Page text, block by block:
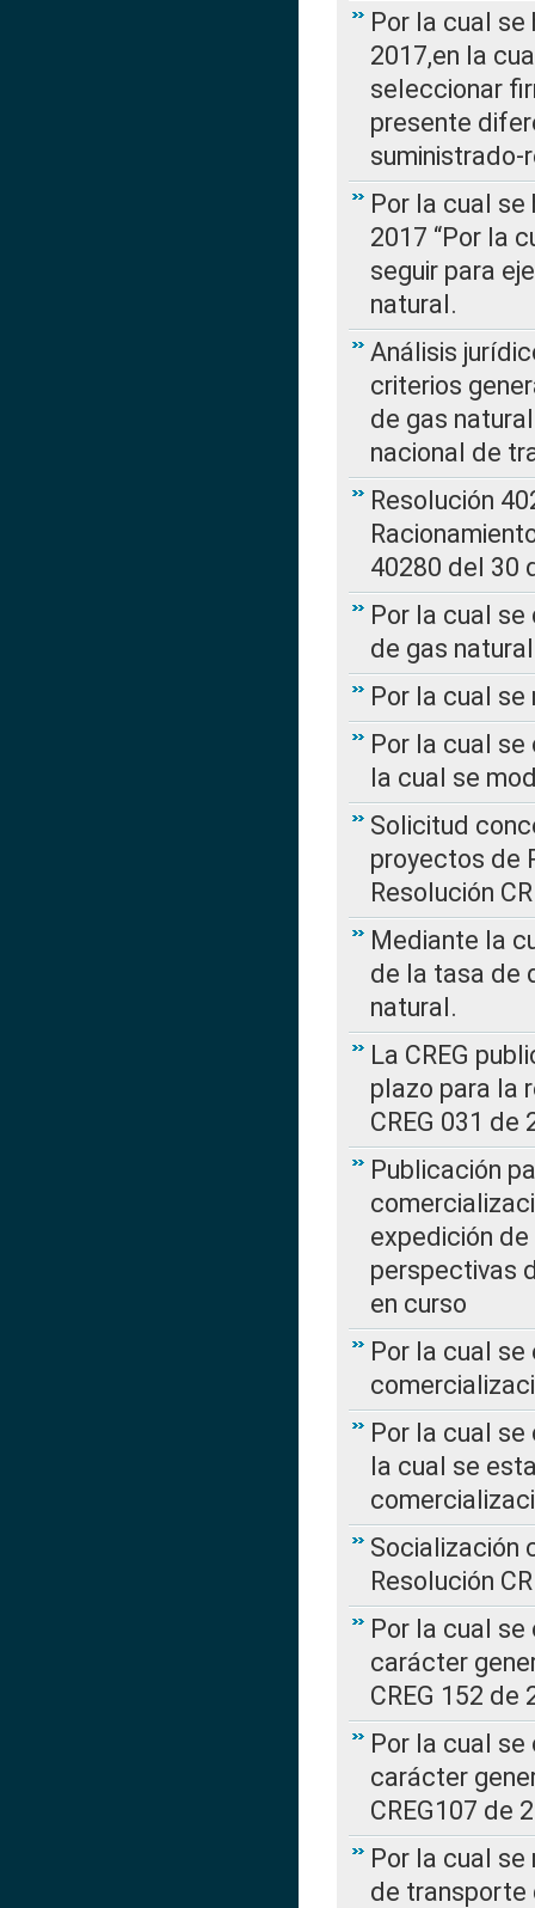
Por la cual se
2017,en la
seleccionar
presente
Por la cual se
2017 “Por la
seguir para
natural.
Análisis
criterios
de gas
nacional de
Resolución
40280 del 30
Por la cual
de gas natural
Por la cual se
Por la cual se
la cual se
Solicitud
proyectos de
Resolución
Mediante la
de la tasa de
natural.
La CREG
plazo para la
CREG 031 de
Publicación
expedición de
perspectivas
en curso
Por la cual
Por la cual se
la cual se
Socialización
Resolución
Por la cual
carácter
CREG 152 de
Por la cual
carácter
CREG107 de
Por la cual
de transporte